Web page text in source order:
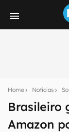
Home Notícias
Brasileiro
Amazon
notícias e
mão.
E-mail